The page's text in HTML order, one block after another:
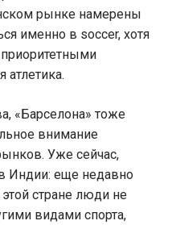
рынке намерены
именно в soccer, хотя
атлетика.
«Барселона» тоже
внимание
Уже сейчас,
Индии: еще недавно
этой стране люди не
видами спорта,